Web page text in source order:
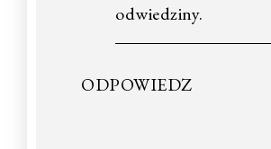
odwiedziny.
ODPOWIEDZ